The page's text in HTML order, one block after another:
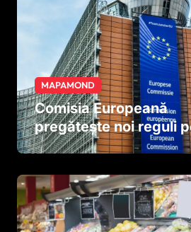
MAPAMOND
Comisia Europeană
pregătește noi reguli
tutun și țigările